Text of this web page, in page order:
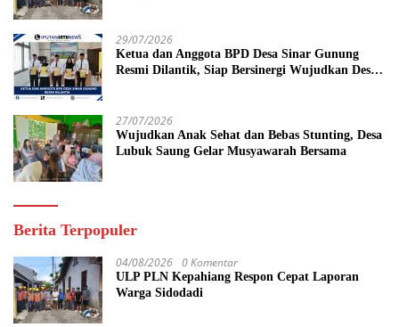
29/07/2026
Ketua dan Anggota BPD Desa Sinar Gunung
Resmi Dilantik, Siap Bersinergi Wujudkan Desa
27/07/2026
Wujudkan Anak Sehat dan Bebas Stunting, Desa
Lubuk Saung Gelar Musyawarah Bersama
Berita Terpopuler
04/08/2026 0 Komentar
ULP PLN Kepahiang Respon Cepat Laporan
Warga Sidodadi